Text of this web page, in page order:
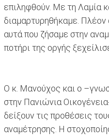
επιληφθούν. Με τη Λαμία
διαμαρτυρηθήκαμε.
αυτά που ζήσαμε στην
ποτήρι της οργής
Ο κ. Μανούχος και ο
στην Πανιώνια
δείξουν τις προθέσεις
αναμέτρησης. Η